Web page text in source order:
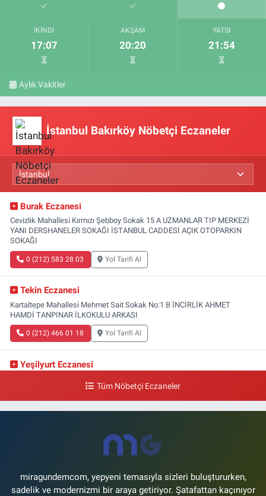
İKINDI
17:07
AKŞAM
20:20
YATSI
21:54
Aylık Vakitler
İstanbul Bakırköy Nöbetçi Eczaneler
Burak Eczanesi
Cevizlik Mahallesi Kırmızı Şebboy Sokak 15 A UZMANLAR TIP MERKEZİ
YANI DERSHANELER SOKAĞI İSTANBUL CADDESİ AÇIK OTOPARKIN
SOKAĞI
0 (212) 583 28 03 Yol Tarifi Al
Tekin Eczanesi
Kartaltepe Mahallesi Mehmet Sait Sokak No:1 B İNCİRLİK AHMET
HAMDİ TANPINAR İLKOKULU ARKASI
0 (212) 466 01 18 Yol Tarifi Al
Yeşilyurt Eczanesi
Şenlikköy Mahallesi Eski Halkalı Caddesi 33 Akvaryum Yanı Akua Florya
0 (212) 574 24 20
Tüm Nöbetçi Eczaneler
miragundemcom, yepyeni temasıyla sizleri buluştururken,
sadelik ve modernizmi bir araya getiriyor. Şatafattan kaçınıyor